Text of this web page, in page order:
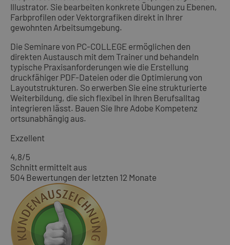
Illustrator. Sie bearbeiten konkrete Übungen zu Ebenen,
Farbprofilen oder Vektorgrafiken direkt in Ihrer
gewohnten Arbeitsumgebung.
Die Seminare von PC-COLLEGE ermöglichen den
direkten Austausch mit dem Trainer und behandeln
typische Praxisanforderungen wie die Erstellung
druckfähiger PDF-Dateien oder die Optimierung von
Layoutstrukturen. So erwerben Sie eine strukturierte
Weiterbildung, die sich flexibel in Ihren Berufsalltag
integrieren lässt. Bauen Sie Ihre Adobe Kompetenz
ortsunabhängig aus.
Exzellent
4,8/5
Schnitt ermittelt aus
504 Bewertungen der letzten 12 Monate